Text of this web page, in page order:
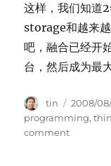
这样，我们知道
storage和越来
吧，融合已经开
台，然后成为最
Author
tin
Posted
on
2008/
programming,
commenton